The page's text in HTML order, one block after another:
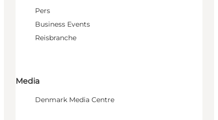
Pers
Business Events
Reisbranche
Media
Denmark Media Centre